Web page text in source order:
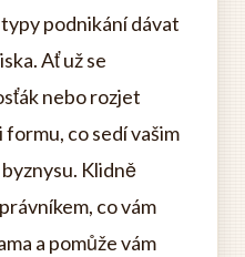
podnikání dávat
Ať už se
nebo rozjet
co sedí vašim
Klidně
co vám
a pomůže vám